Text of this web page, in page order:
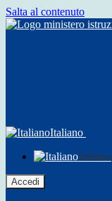
Salta al contenuto
Italiano
Italiano
Accedi